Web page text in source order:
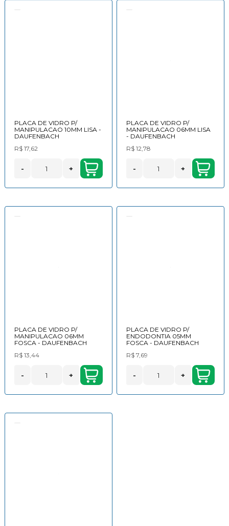
PLACA DE VIDRO P/
MANIPULACAO 10MM LISA -
DAUFENBACH
R$ 17,62
- +
PLACA DE VIDRO P/
MANIPULACAO 06MM LISA
- DAUFENBACH
R$ 12,78
- +
PLACA DE VIDRO P/
MANIPULACAO 06MM
FOSCA - DAUFENBACH
R$ 13,44
- +
PLACA DE VIDRO P/
ENDODONTIA 05MM
FOSCA - DAUFENBACH
R$ 7,69
- +